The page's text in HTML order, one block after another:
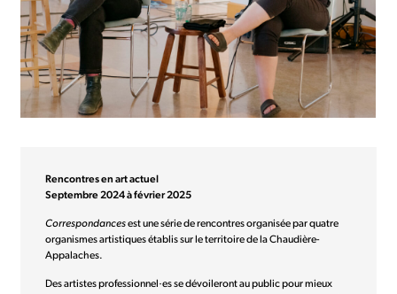
Rencontres en art actuel
Septembre 2024 à février 2025
Correspondancesest une série de rencontres organisée par quatre
organismes artistiques établis sur le territoire de la Chaudière-
Appalaches.
Des artistes professionnel·es se dévoileront au public pour mieux